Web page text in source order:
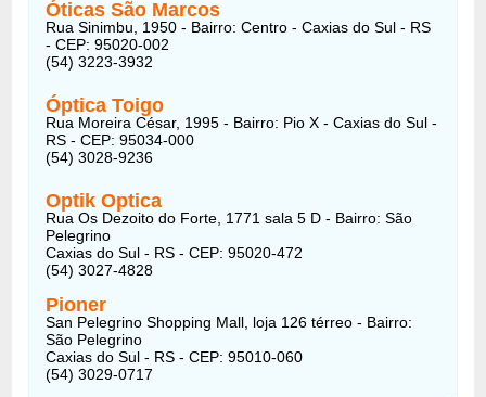
Óticas São Marcos
Rua Sinimbu, 1950 - Bairro: Centro - Caxias do Sul - RS
- CEP: 95020-002
(54) 3223-3932
Óptica Toigo
Rua Moreira César, 1995 - Bairro: Pio X - Caxias do Sul -
RS - CEP: 95034-000
(54) 3028-9236
Optik Optica
Rua Os Dezoito do Forte, 1771 sala 5 D - Bairro: São
Pelegrino
Caxias do Sul - RS - CEP: 95020-472
(54) 3027-4828
Pioner
San Pelegrino Shopping Mall, loja 126 térreo - Bairro:
São Pelegrino
Caxias do Sul - RS - CEP: 95010-060
(54) 3029-0717